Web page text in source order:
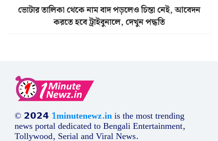
ভোটার তালিকা থেকে নাম বাদ পড়লেও চিন্তা নেই, আবেদন
করতে হবে ট্রাইবুনালে, দেখুন পদ্ধতি
© 𝟮𝟬𝟮𝟰 1minutenewz.inis the most trending
news portal dedicated to Bengali Entertainment,
Tollywood, Serial and Viral News.